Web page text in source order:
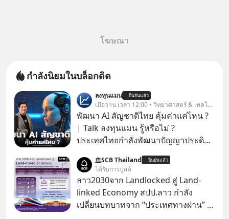
โฆษณา
กำลังนิยมในบล็อกดิต
ลงทุนแมน ยืนยันแล้ว
เมื่อวาน เวลา 12:00 • วิทยาศาสตร์ & เทคโนโลยี
พัฒนา AI สัญชาติไทย คุ้มค่าแค่ไหน ?
| Talk ลงทุนแมน รู้หรือไม่ ?
ประเทศไทยกำลังพัฒนาปัญญาประดิษฐ์
“ThaiLLM” เพื่อให้คนไทยมีโครงสร้าง
พื้นฐานด้าน AI ที่เข้าใจภาษาไทย และ
บริบททางสังคมไทยได้เป็นอย่างดี
คำถามคือ การลงมือพัฒนา AI ของ
SCB Thailand ยืนยันแล้ว
ได้รับการบูสต์
ลาว2030จาก Landlocked สู่ Land-
linked Economy สปป.ลาว กำลัง
เปลี่ยนบทบาทจาก “ประเทศทางผ่าน” สู่